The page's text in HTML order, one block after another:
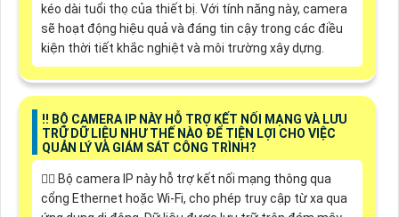
kéo dài tuổi thọ của thiết bị. Với tính năng này, camera
sẽ hoạt động hiệu quả và đáng tin cậy trong các điều
kiện thời tiết khắc nghiệt và môi trường xây dựng.
‼️ BỘ CAMERA IP NÀY HỖ TRỢ KẾT NỐI MẠNG VÀ LƯU
TRỮ DỮ LIỆU NHƯ THẾ NÀO ĐỂ TIỆN LỢI CHO VIỆC
QUẢN LÝ VÀ GIÁM SÁT CÔNG TRÌNH?
🙆‍♀️ Bộ camera IP này hỗ trợ kết nối mạng thông qua
cổng Ethernet hoặc Wi-Fi, cho phép truy cập từ xa qua